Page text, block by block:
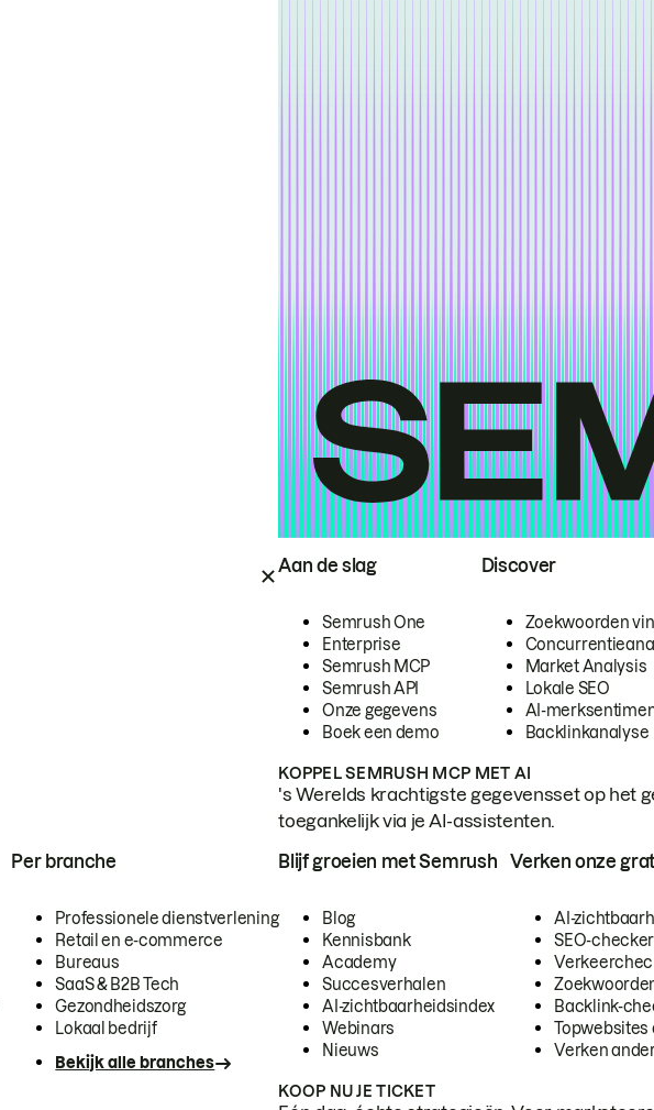
Aan de slag
Semrush One
Enterprise
Semrush MCP
Semrush API
Onze gegevens
Boek een demo
Discover
Zoekwoorden
Market Analysis
Lokale SEO
AI-
Backlinkanalyse
KOPPEL SEMRUSH MCP MET AI
's Werelds krachtigste gegevensset op het
toegankelijk via je AI-assistenten.
Per branche
Professionele dienstverlening
Retail en e-commerce
Bureaus
SaaS & B2B Tech
Gezondheidszorg
Lokaal bedrijf
Bekijk alle branches
Blijf groeien met Semrush
Blog
Kennisbank
Academy
Succesverhalen
AI-zichtbaarheidsindex
Webinars
Nieuws
Verken onze
AI-
SEO-checker
Backlink-
Topwebsites
Verken
KOOP NU JE TICKET